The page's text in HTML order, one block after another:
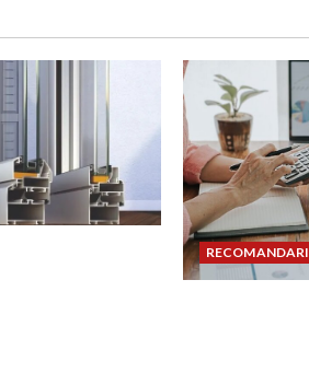
RECOMANDARI